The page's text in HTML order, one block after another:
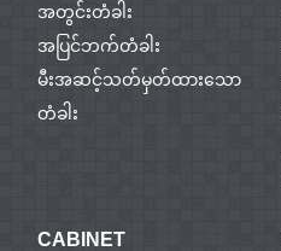
အတွင်းတံခါး
အပြင်ဘက်တံခါး
မီးအဆင့်သတ်မှတ်ထားသော
တံခါး
CABINET